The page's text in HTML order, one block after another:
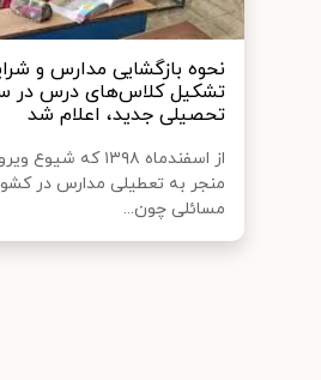
نحوه بازگشایی مدارس و
تشکیل کلاس‌های درس در
تحصیلی جدید، اعلام شد
از اسفندماه ۱۳۹۸ که
منجر به تعطیلی مدارس در
مسائلی چون...